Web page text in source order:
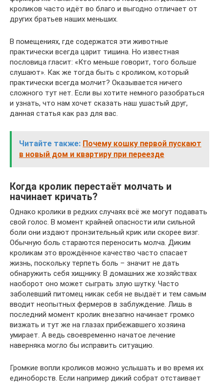
кроликов часто идёт во благо и выгодно отличает от
других братьев наших меньших.
В помещениях, где содержатся эти животные
практически всегда царит тишина. Но известная
пословица гласит: «Кто меньше говорит, того больше
слушают». Как же тогда быть с кроликом, который
практически всегда молчит? Оказывается ничего
сложного тут нет. Если вы хотите немного разобраться
и узнать, что нам хочет сказать наш ушастый друг,
данная статья как раз для вас.
Читайте также: Почему кошку первой пускают
в новый дом и квартиру при переезде
Когда кролик перестаёт молчать и
начинает кричать?
Однако кролики в редких случаях всё же могут подавать
свой голос. В момент крайней опасности или сильной
боли они издают пронзительный крик или скорее визг.
Обычную боль стараются переносить молча. Диким
кроликам это врождённое качество часто спасает
жизнь, поскольку терпеть боль – значит не дать
обнаружить себя хищнику. В домашних же хозяйствах
наоборот оно может сыграть злую шутку. Часто
заболевший питомец никак себя не выдаёт и тем самым
вводит неопытных фермеров в заблуждение. Лишь в
последний момент кролик внезапно начинает громко
визжать и тут же на глазах прибежавшего хозяина
умирает. А ведь своевременно начатое лечение
наверняка могло бы исправить ситуацию.
Громкие вопли кроликов можно услышать и во время их
единоборств. Если например дикий собрат отстаивает